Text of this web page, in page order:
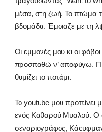
μέσα, στη ζωή. Το πτώμα
βδομάδα. Έμοιαζε με τη
Οι εμμονές μου κι οι
προσπαθώ ν’ αποφύγω.
θυμίζει το ποτάμι.
Το youtube μου προτείνει
ενός Καθαρού Μυαλού. Ο
σεναριογράφος,